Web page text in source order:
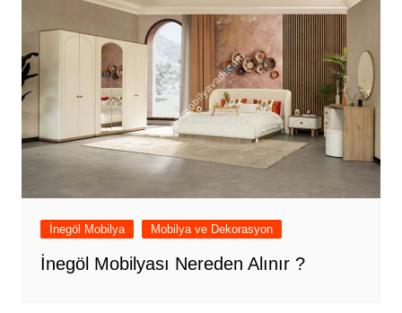
İnegöl Mobilya Mobilya ve Dekorasyon
İnegöl Mobilyası Nereden Alınır ?